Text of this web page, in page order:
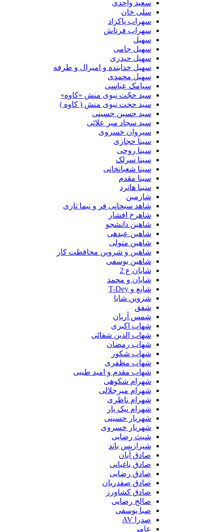
سعید واحدی
سلی خان
سهراب پاکزاد
سهراب فرتاش
سهیل
سهیل جامی
سهیل حیدری
سهیل خدابنده و امیرال و طرفه
سهیل محمدی
سیامک عباسی
سید حجّت نبوی منش «کاوه»
سید حجت نبوی منش ( کاوه )
سید حسین حسینى
سید سجاد میر علائی
سیروان خسروی
سینا حجازی
سینا روحی
سینا سرلک
سینا شعبانخانی
سینا مقدم
سینا هاترد
شارمین
شاهد سبحانی فر و نیما تاری
شاهرخ افشار
شاهین دانشجو
شاهین عبدهی
شاهین متولی
شاهین و شروین محافظت کار
شاهین یوسفی
شایان ع 2
شایان و محمد
شایع و T-Dey
شروین شایا
شفق
شمس آریان
شهاب اکبری
شهاب الدین شفائی
شهاب رمضان
شهاب شکور
شهاب مظفری
شهاب مقدم و امید طیبی
شهرام شکوهی
شهرام میرجلالی
شهرام ناظری
شهرام نیک یار
شهریار حسینی
شهریار خسروی
شیث رضایی
شیرازیس باند
صادق آبان
صادق باغبانی
صادق رضایی
صادق صفدریان
صادق کشاورز
صالح رضایی
صبا یوسفی
صدرا AV
عامر